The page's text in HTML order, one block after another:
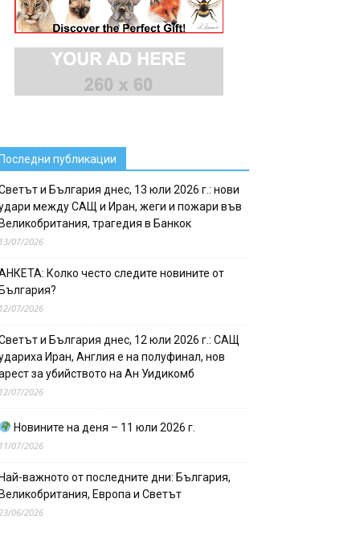
публикации
и България днес, 13 юли 2026 г.: нови
между САЩ и Иран, жеги и пожари във
трагедия в Банкок
07/2026
Колко често следите новините от
07/2026
и България днес, 12 юли 2026 г.: САЩ
Иран, Англия е на полуфинал, нов
за убийството на Ан Уидикомб
07/2026
Новините на деня – 11 юли 2026 г.
07/2026
важното от последните дни: България,
Европа и Светът
06/2026